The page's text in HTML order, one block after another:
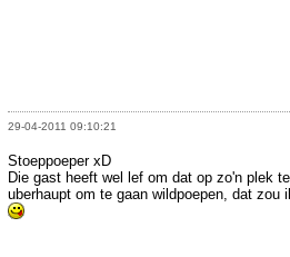
29-04-2011 09:10:21
Stoeppoeper xD
Die gast heeft wel lef om dat op zo'n plek
uberhaupt om te gaan wildpoepen, dat zou